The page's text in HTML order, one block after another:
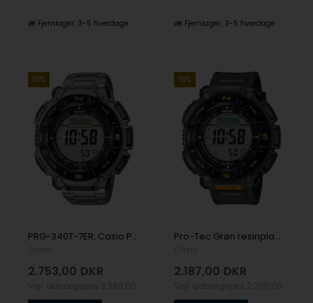
Fjernlager 3-5 hverdage Fjernlager 3-5 hverdage
19%
PRG-340T-7ER, Casio Protrek PRG-340T-7ER Digital Herre m/rem
2.753,00 DKR
19%
Pro-Tec Grøn resinplast Quartz Herre ur fra Casio, PRG-340-3ER
2.187,00 DKR